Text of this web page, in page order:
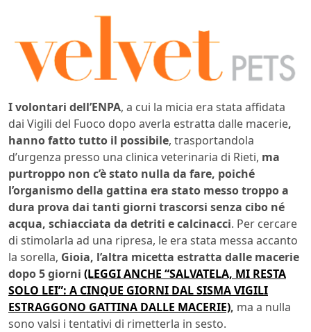
I volontari dell’ENPA, a cui la micia era stata affidata
dai Vigili del Fuoco dopo averla estratta dalle macerie,
hanno fatto tutto il possibile, trasportandola
d’urgenza presso una clinica veterinaria di Rieti, ma
purtroppo non c’è stato nulla da fare, poiché
l’organismo della gattina era stato messo troppo a
dura prova dai tanti giorni trascorsi senza cibo né
acqua, schiacciata da detriti e calcinacci. Per cercare
di stimolarla ad una ripresa, le era stata messa accanto
la sorella, Gioia, l’altra micetta estratta dalle macerie
dopo 5 giorni (LEGGI ANCHE “SALVATELA, MI RESTA
SOLO LEI”: A CINQUE GIORNI DAL SISMA VIGILI
ESTRAGGONO GATTINA DALLE MACERIE), ma a nulla
sono valsi i tentativi di rimetterla in sesto.